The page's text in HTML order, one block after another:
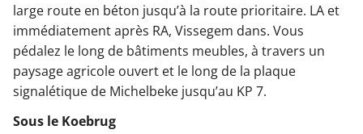
large route en béton jusqu’à la route prioritaire. LA et
immédiatement après RA, Vissegem dans. Vous
pédalez le long de bâtiments meubles, à travers un
paysage agricole ouvert et le long de la plaque
signalétique de Michelbeke jusqu’au KP 7.
Sous le Koebrug